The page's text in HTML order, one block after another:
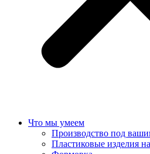
Что мы умеем
Производство под
Пластиковые изделия на